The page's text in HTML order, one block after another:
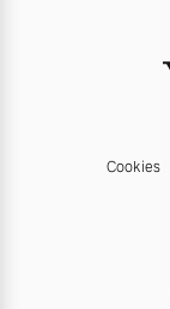
Cookies